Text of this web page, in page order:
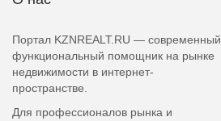
Портал KZNREALT.RU — современный
функциональный помощник на рынке
недвижимости в интернет-
пространстве.
Для профессионалов рынка и